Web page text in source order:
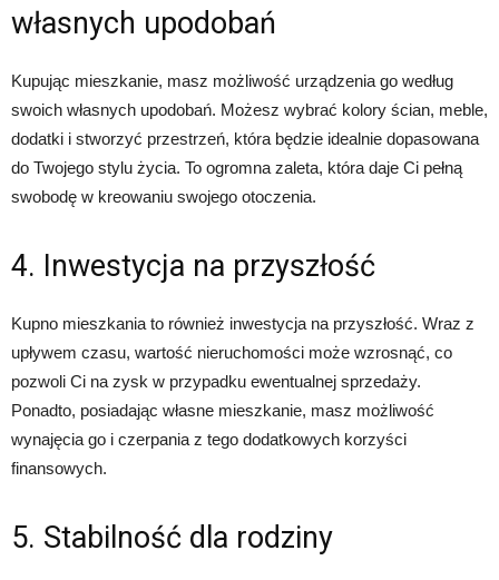
własnych upodobań
Kupując mieszkanie, masz możliwość urządzenia go według
swoich własnych upodobań. Możesz wybrać kolory ścian, meble,
dodatki i stworzyć przestrzeń, która będzie idealnie dopasowana
do Twojego stylu życia. To ogromna zaleta, która daje Ci pełną
swobodę w kreowaniu swojego otoczenia.
4. Inwestycja na przyszłość
Kupno mieszkania to również inwestycja na przyszłość. Wraz z
upływem czasu, wartość nieruchomości może wzrosnąć, co
pozwoli Ci na zysk w przypadku ewentualnej sprzedaży.
Ponadto, posiadając własne mieszkanie, masz możliwość
wynajęcia go i czerpania z tego dodatkowych korzyści
finansowych.
5. Stabilność dla rodziny